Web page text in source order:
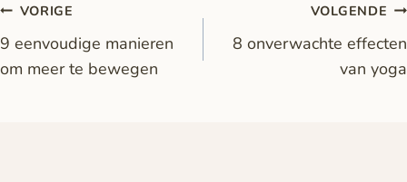
VORIGE
9 eenvoudige manieren
om meer te bewegen
VOLGENDE
8 onverwachte effecten
van yoga